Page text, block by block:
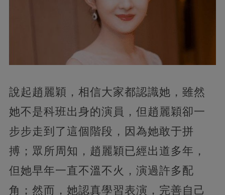
說起趙麗穎，相信大家都認識她，雖然
她不是科班出身的演員，但趙麗穎卻一
步步走到了這個階段，因為她敢于拼
搏；眾所周知，趙麗穎已經出道多年，
但她早年一直不溫不火，演過許多配
角；然而，她認真學習表演，完善自己